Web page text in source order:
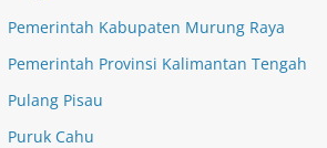
Pemerintah Kabupaten Murung Raya
Pemerintah Provinsi Kalimantan Tengah
Pulang Pisau
Puruk Cahu